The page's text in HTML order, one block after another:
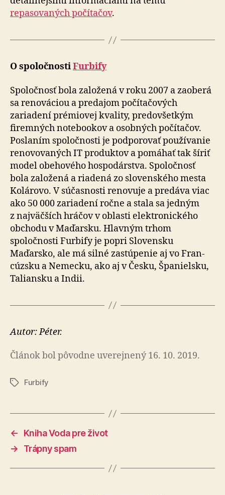
repasovaných počítačov.
O spoločnostiFurbify
Spoločnosť bola založená v roku 2007 a zaoberá
sa reno­vá­ciou a pre­da­jom počítačových
zariadení prémiovej kvality, pre­do­všetkým
firemných note­bookov a osobných počítačov.
Poslaním spoločnosti je podporovať po­u­ží­va­nie
reno­vo­va­ných IT produktov a po­má­hať tak šíriť
model obehového hospodárstva. Spoločnosť
bola založená a ria­dená zo slo­ven­ského mesta
Kolárovo. V sú­časnosti renovuje a pre­dáva viac
ako 50 000 zariadení ročne a stala sa jedným
z naj­väčších hráčov v oblasti elektro­nického
obchodu v Maďarsku. Hlavným trhom
spoločnosti Furbify je popri Slovensku
Maďarsko, ale má silné zastú­pe­nie aj vo Fran­
cúzsku a Ne­mecku, ako aj v Česku, Špa­niel­sku,
Taliansku a Indii.
Autor: Péter.
Článok bol pôvodne uverejnený 16. 10. 2019.
ZnačkyFurbify
←
Kniha Voda pre život
→
Trápny spam